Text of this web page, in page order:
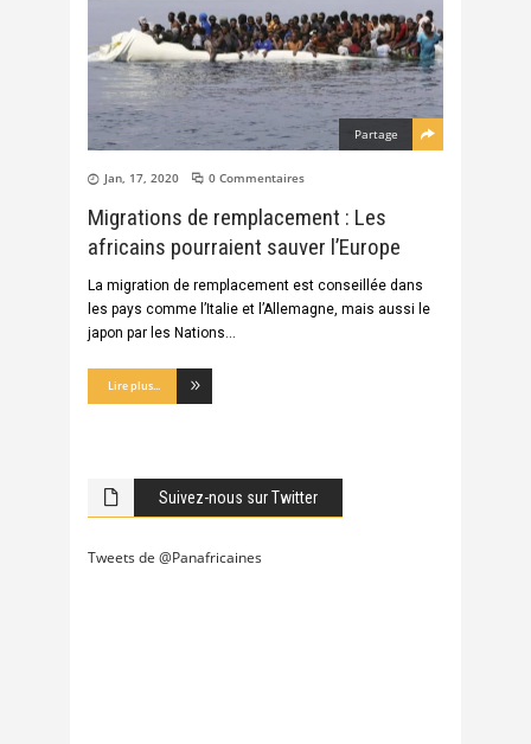
Partage
Jan, 17, 2020 0 Commentaires
Migrations de remplacement : Les
africains pourraient sauver l’Europe
La migration de remplacement est conseillée dans
les pays comme l’Italie et l’Allemagne, mais aussi le
japon par les Nations
Lire plus...
Suivez-nous sur Twitter
Tweets de @Panafricaines